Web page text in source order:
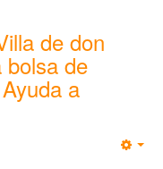
de don
bolsa de
a